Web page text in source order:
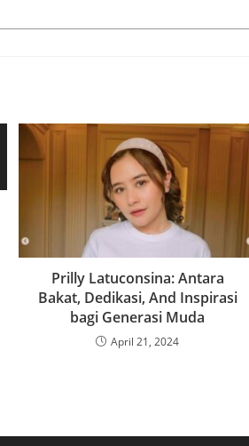
Prilly Latuconsina: Antara
Bakat, Dedikasi, And Inspirasi
bagi Generasi Muda
April 21, 2024